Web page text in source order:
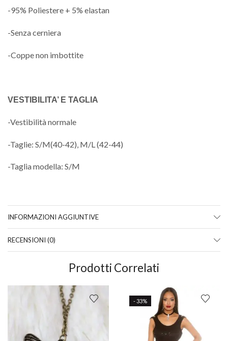
-95% Poliestere + 5% elastan
-Senza cerniera
-Coppe non imbottite
VESTIBILITA’ E TAGLIA
-Vestibilità normale
-Taglie: S/M(40-42), M/L (42-44)
-Taglia modella: S/M
INFORMAZIONI AGGIUNTIVE
RECENSIONI (0)
Prodotti Correlati
- 33%